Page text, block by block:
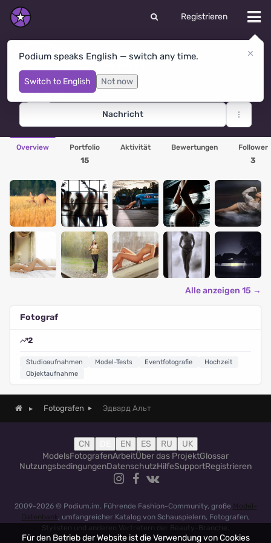
Registrieren
Podium speaks English — switch any time.
Switch to English Not now
Эдвард Альт
Nowosibirsk· Russland
Nachricht
Overview Portfolio
15
Aktivität Bewertungen Follower
3
Alle anzeigen 15 →
Fotograf
2
Studioaufnahmen Model-Tests Eventfotografie
Hochzeit
Objektaufnahme
Fotografen Эдвард Альт
CN EN ES RU
UK
ModelsFotografenArbeitÜber das ProjektGlossar
NutzungsbedingungenDatenschutzHilfeSupportRegistrieren
2009-2026 © Podium.im. Führende Fashion-Community, große Model-
Datenbank, umfangreicher Katalog von Schauspielern, Fotografen,
Stylisten und anderen Vertretern der Beauty-Branche.
Für den Betrieb der Website ist die Verwendung von Cookies